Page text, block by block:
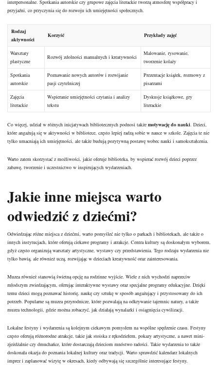
interpersonalne. Spotkania autorskie czy grupowe zajęcia literackie tworzą atmosferę współpracy i
przyjaźni, co przyczynia się do rozwoju ich umiejętności społecznych.
Rodzaj
aktywności
Korzyść Przykłady zajęć
Warsztaty
plastyczne
Rozwój zdolności manualnych i kreatywności
Malowanie, rysowanie,
tworzenie kolaży
Spotkania
autorskie
Poznawanie nowych autorów i rozwijanie
pasji czytelniczej
Prezentacje książek, rozmowy z
pisarzami
Zajęcia
literackie
Wspieranie umiejętności czytania i analizy
tekstu
Dyskusje książkowe, gry
literackie
Co więcej, udział w różnych inicjatywach bibliotecznych podnosi także motywację do nauki. Dzieci,
które angażują się w aktywności w bibliotece, często lepiej radzą sobie w nauce w szkole. Zajęcia te nie
tylko umacniają ich umiejętności, ale także budują pozytywną postawę wobec nauki i samokształcenia.
Warto zatem skorzystać z możliwości, jakie oferuje biblioteka, by wspierać rozwój dzieci poprzez
zabawę, tworzenie i uczestnictwo w inspirujących wydarzeniach.
Jakie inne miejsca warto
odwiedzić z dziećmi?
Odwiedzając różne miejsca z dziećmi, warto pomyśleć nie tylko o parkach i bibliotekach, ale także o
innych instytucjach, które oferują ciekawe programy i atrakcje. Centra kultury są doskonałym wyborem,
gdyż często organizują warsztaty artystyczne, wystawy czy przedstawienia. Tego rodzaju wydarzenia nie
tylko bawią, ale również uczą, rozwijając w dzieciach kreatywność oraz zainteresowania.
Muzea również stanowią świetną opcję na rodzinne wyjście. Wiele z nich wychodzi naprzeciw
młodszym zwiedzającym, oferując interaktywne wystawy oraz specjalne programy edukacyjne. Dzięki
temu dzieci mogą poznawać historię, naukę czy sztukę w sposób angażujący i przystosowany do ich
potrzeb. Popularne są muzea przyrodnicze, które pozwalają na odkrywanie tajemnic natury, a także
muzea technologii, gdzie można zobaczyć, jak działają wynalazki i osiągnięcia cywilizacji.
Lokalne festyny i wydarzenia są kolejnym ciekawym pomysłem na wspólne spędzenie czasu. Festyny
często oferują różnorodne atrakcje, takie jak stoiska z rękodziełem, pokazy artystyczne, a nawet mini-
zjeżdżalnie czy dmuchańce, które dostarczają dzieciom mnóstwo radości. Takie wydarzenia to także
doskonała okazja do poznania lokalnej kultury oraz tradycji. Warto sprawdzić kalendarz lokalnych
imprez i zaplanować wizytę w okresach, kiedy odbywają się szczególnie interesujące festyny.